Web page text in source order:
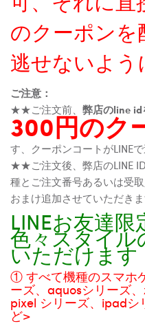
のクーポンを
逃せないよう
ご注意：
★★ご注文前、 弊店のline id
300円のク
す、クーポンコートがLINE
★★ご注文後、弊店のLINE
種とご注文番号あるいは受
おまけ追加させていただき
LINEお友達
色々スタイル
いただけます
① すべて機種のスマホ
ーズ、aquosシリーズ
pixel シリーズ、ipadシ
ど>